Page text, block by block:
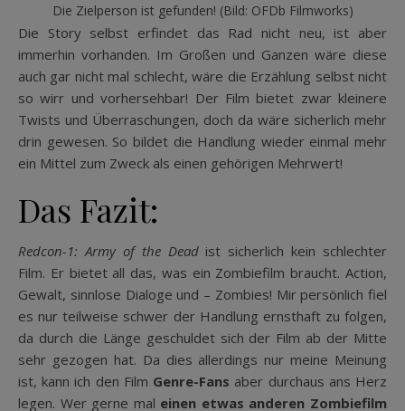
Die Zielperson ist gefunden! (Bild: OFDb Filmworks)
Die Story selbst erfindet das Rad nicht neu, ist aber
immerhin vorhanden. Im Großen und Ganzen wäre diese
auch gar nicht mal schlecht, wäre die Erzählung selbst nicht
so wirr und vorhersehbar! Der Film bietet zwar kleinere
Twists und Überraschungen, doch da wäre sicherlich mehr
drin gewesen. So bildet die Handlung wieder einmal mehr
ein Mittel zum Zweck als einen gehörigen Mehrwert!
Das Fazit:
Redcon-1: Army of the Deadist sicherlich kein schlechter
Film. Er bietet all das, was ein Zombiefilm braucht. Action,
Gewalt, sinnlose Dialoge und – Zombies! Mir persönlich fiel
es nur teilweise schwer der Handlung ernsthaft zu folgen,
da durch die Länge geschuldet sich der Film ab der Mitte
sehr gezogen hat. Da dies allerdings nur meine Meinung
ist, kann ich den Film Genre-Fans aber durchaus ans Herz
legen. Wer gerne mal einen etwas anderen Zombiefilm